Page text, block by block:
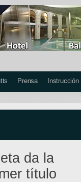
Prensa Instrucción
da la
título